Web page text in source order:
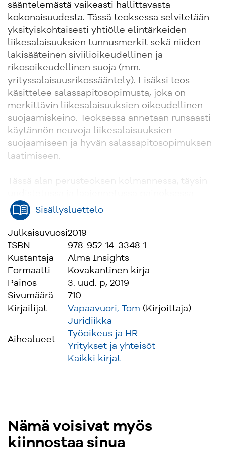
sääntelemästä vaikeasti hallittavasta
kokonaisuudesta. Tässä teoksessa selvitetään
yksityiskohtaisesti yhtiölle elintärkeiden
liikesalaisuuksien tunnusmerkit sekä niiden
lakisääteinen siviilioikeudellinen ja
rikosoikeudellinen suoja (mm.
yrityssalaisuusrikossääntely). Lisäksi teos
käsittelee salassapitosopimusta, joka on
merkittävin liikesalaisuuksien oikeudellinen
suojaamiskeino. Teoksessa annetaan runsaasti
käytännön neuvoja liikesalaisuuksien
suojaamiseen ja hyvän salassapitosopimuksen
laatimiseen.
Tässä alan perusteoksen kolmannessa, täysin
käsitellään kattavasti uutta liikesalaisuuslakia
ja sen vaikutusta muihin liikesalaisuuksia
suojaaviin säännöksiin ja
salassapitosopimuksiin. Kyseessä on
ensimmäinen liikesalaisuuslakia koskeva
kommentaariteos. Teos on erinomainen
tietolähde yrityslakimiehille, asianajajille,
syyttäjille, tuomareille ja yhtiöiden tietoturva-
ja tuotekehityshenkilöstölle sekä kaikille, jotka
joutuvat työelämässä aiheen kanssa tekemisiin.
Asianajaja, varatuomari Tom Vapaavuori on
erikoistunut riitojen ratkaisuun ja
merkittävimpiä oikeusprosesseja
tuomioistuimissa ja välimiesmenettelyssä sekä
toiminut riidoissa välimiehenä. Vapaavuori on
Sisällysluettelo
Julkaisuvuosi2019
ISBN
978-952-14-3348-1
Kustantaja
Alma Insights
Formaatti
Kovakantinen kirja
Painos
3. uud. p, 2019
Sivumäärä
710
Kirjailijat
Vapaavuori, Tom (Kirjoittaja)
Aihealueet
Juridiikka
Työoikeus ja HR
Yritykset ja yhteisöt
Kaikki kirjat
Nämä voisivat myös
kiinnostaa sinua